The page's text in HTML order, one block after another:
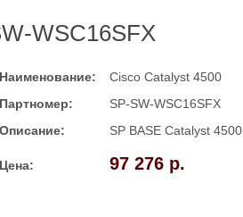
WSC16SFX
Наименование:
Cisco Catalyst 4500
Партномер:
SP-SW-WSC16SFX
Описание:
SP BASE Catalyst
Цена: 97 276 р.